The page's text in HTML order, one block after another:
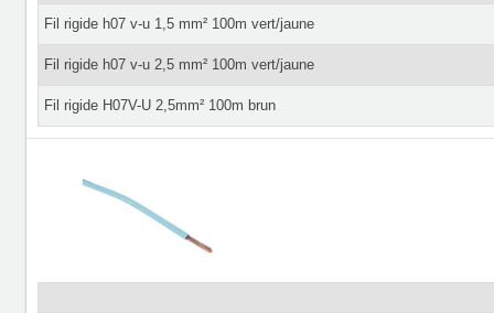
Fil rigide h07 v-u 1,5 mm² 100m vert/jaune
Fil rigide h07 v-u 2,5 mm² 100m vert/jaune
Fil rigide H07V-U 2,5mm² 100m brun